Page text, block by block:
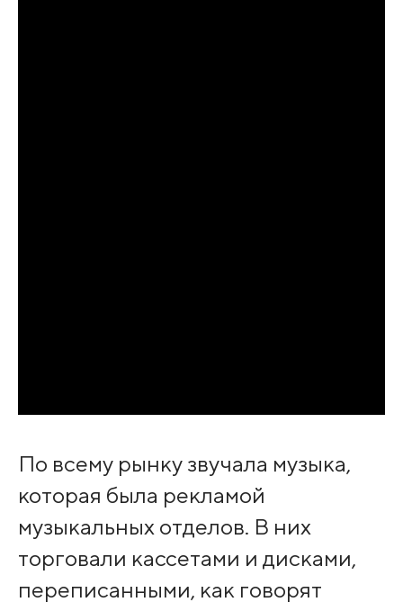
По всему рынку звучала музыка,
которая была рекламой
музыкальных отделов. В них
торговали кассетами и дисками,
переписанными, как говорят